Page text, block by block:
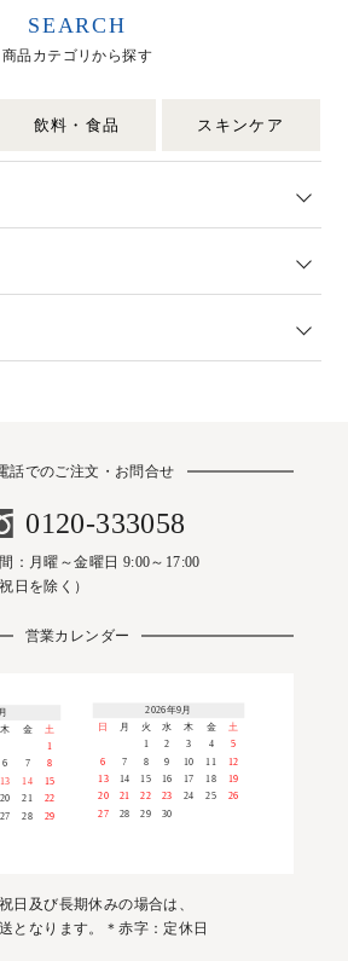
SEARCH
商品カテゴリから探す
飲料・食品 スキンケア
話でのご注文・お問合せ
0120-333058
：月曜～金曜日 9:00～17:00
日を除く）
営業カレンダー
木 金
土
1
6 7
8
13 14
15
20 21 22
27 28
29
2026年9月
日
月 火 水 木 金
土
1
2 3 4 5
6 7 8 9 10 11
12
13
14 15 16 17 18 19
20 21 22 23 24 25
26
27
28 29 30
日及び長期休みの場合は、
となります。＊赤字：定休日